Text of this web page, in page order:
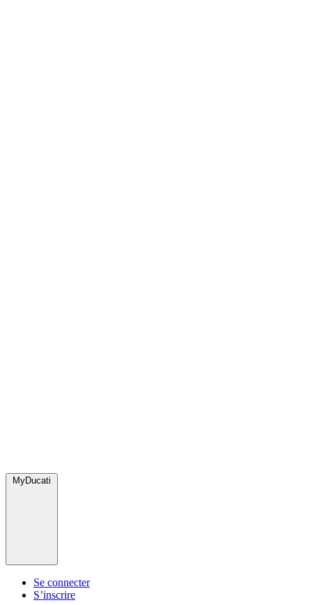
MyDucati
Se connecter
S’inscrire